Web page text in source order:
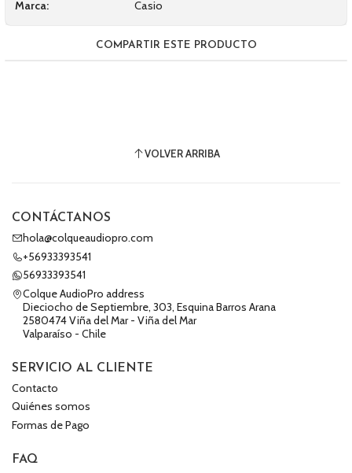
Marca: Casio
COMPARTIR ESTE PRODUCTO
VOLVER ARRIBA
CONTÁCTANOS
hola@colqueaudiopro.com
+56933393541
56933393541
Colque AudioPro address
Dieciocho de Septiembre, 303, Esquina Barros Arana
2580474 Viña del Mar - Viña del Mar
Valparaíso - Chile
SERVICIO AL CLIENTE
Contacto
Quiénes somos
Formas de Pago
FAQ